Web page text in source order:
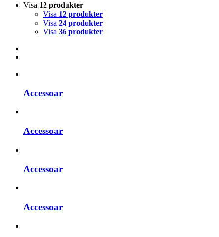
Visa 12 produkter
Visa 12 produkter
Visa 24 produkter
Visa 36 produkter
Accessoar
Accessoar
Accessoar
Accessoar